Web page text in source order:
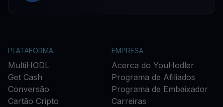
PLATAFORMA
MultiHODL
Get Cash
Conversão
Cartão Cripto
EMPRESA
Acerca do YouHodler
Programa de Afiliados
Programa de Embaixador
Carreiras